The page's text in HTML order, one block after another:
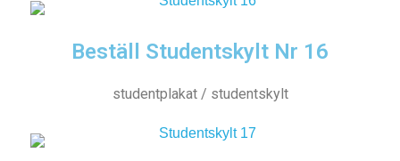
Beställ Studentskylt Nr 16
studentplakat / studentskylt